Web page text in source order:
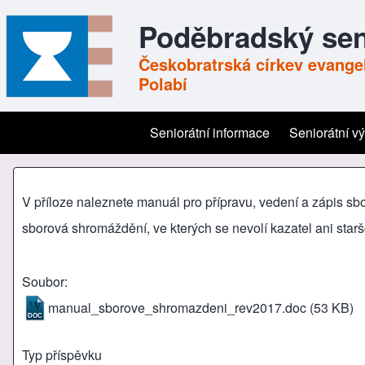
Poděbradský
Českobratrská církev
Polabí
Main navigation
Seniorátní informace Seniorátní
V příloze naleznete manuál pro přípravu, vedení a zápis
sborová shromáždění, ve kterých se nevolí kazatel ani
Soubor
manual_sborove_shromazdeni_rev2017.doc (53 KB)
Typ příspěvku